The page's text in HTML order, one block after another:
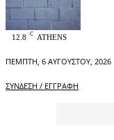
OFFICIAL
12.8 C ATHENS
ΠΈΜΠΤΗ, 6 ΑΥΓΟΎΣΤΟΥ, 2026
ΣΎΝΔΕΣΗ / ΕΓΓΡΑΦΉ